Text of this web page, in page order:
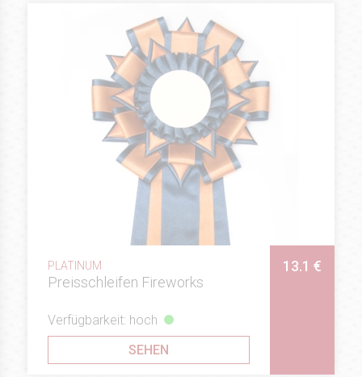
PLATINUM
Preisschleifen Fireworks
13.1 €
Verfügbarkeit: hoch
SEHEN